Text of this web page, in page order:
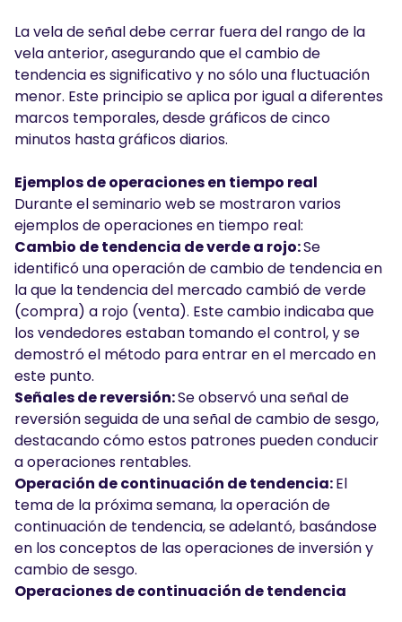
La vela de señal debe cerrar fuera del rango de la
vela anterior, asegurando que el cambio de
tendencia es significativo y no sólo una fluctuación
menor. Este principio se aplica por igual a diferentes
marcos temporales, desde gráficos de cinco
minutos hasta gráficos diarios.
Ejemplos de operaciones en tiempo real
Durante el seminario web se mostraron varios
ejemplos de operaciones en tiempo real:
Cambio de tendencia de verde a rojo:Se
identificó una operación de cambio de tendencia en
la que la tendencia del mercado cambió de verde
(compra) a rojo (venta). Este cambio indicaba que
los vendedores estaban tomando el control, y se
demostró el método para entrar en el mercado en
este punto.
Señales de reversión:Se observó una señal de
reversión seguida de una señal de cambio de sesgo,
destacando cómo estos patrones pueden conducir
a operaciones rentables.
Operación de continuación de tendencia:El
tema de la próxima semana, la operación de
continuación de tendencia, se adelantó, basándose
en los conceptos de las operaciones de inversión y
cambio de sesgo.
Operaciones de continuación de tendencia